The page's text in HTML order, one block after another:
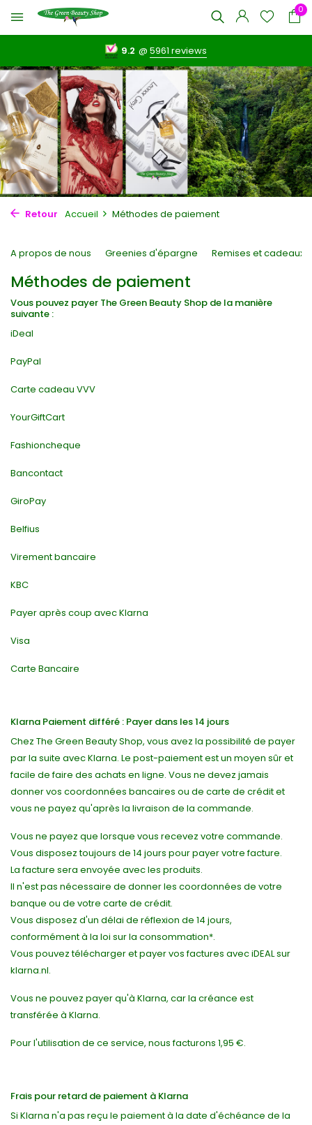
0
9.2 @5961 reviews
Retour Accueil Méthodes de paiement
A propos de nous Greenies d'épargne Remises et cadeaux
Méthodes de paiement
Vous pouvez payer The Green Beauty Shop de la manière
suivante :
iDeal
PayPal
Carte cadeau VVV
YourGiftCart
Fashioncheque
Bancontact
GiroPay
Belfius
Virement bancaire
KBC
Payer après coup avec Klarna
Visa
Carte Bancaire
Klarna Paiement différé : Payer dans les 14 jours
Chez The Green Beauty Shop, vous avez la possibilité de payer
par la suite avec Klarna. Le post-paiement est un moyen sûr et
facile de faire des achats en ligne. Vous ne devez jamais
donner vos coordonnées bancaires ou de carte de crédit et
vous ne payez qu'après la livraison de la commande.
Vous ne payez que lorsque vous recevez votre commande.
Vous disposez toujours de 14 jours pour payer votre facture.
La facture sera envoyée avec les produits.
Il n'est pas nécessaire de donner les coordonnées de votre
banque ou de votre carte de crédit.
Vous disposez d'un délai de réflexion de 14 jours,
conformément à la loi sur la consommation*.
Vous pouvez télécharger et payer vos factures avec iDEAL sur
klarna.nl.
Vous ne pouvez payer qu'à Klarna, car la créance est
transférée à Klarna.
Pour l'utilisation de ce service, nous facturons 1,95 €.
Frais pour retard de paiement à Klarna
Si Klarna n'a pas reçu le paiement à la date d'échéance de la